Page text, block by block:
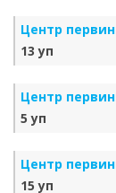
Центр
13 уп
Центр
5 уп
Центр
15 уп